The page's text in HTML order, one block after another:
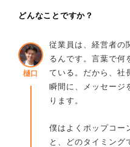
どんなことですか？
樋口
従業員は、経営者の
るんです。言葉で何
ている。だから、社
瞬間に、メッセージ
ります。
僕はよくポップコー
と、どのタイミング